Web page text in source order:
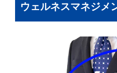
ウェルネスマネジメ